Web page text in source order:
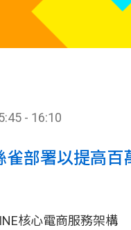
- 16:10
雀部署以提高百
核心電商服務架構